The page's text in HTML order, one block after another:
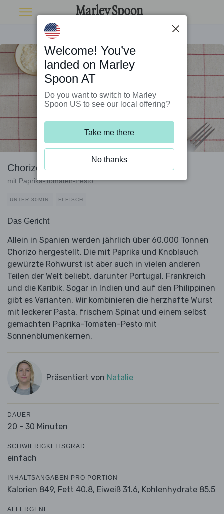
Chorizo-Spinat-Pasta
mit Paprika-Tomaten-Pesto
UNTER 30MIN. FLEISCH
Das Gericht
Allein in Spanien werden jährlich über 60.000 Tonnen
Chorizo hergestellt. Die mit Paprika und Knoblauch
gewürzte Rohwurst ist aber auch in vielen anderen
Teilen der Welt beliebt, darunter Portugal, Frankreich
und die Karibik. Sogar in Indien und auf den Philippinen
gibt es Varianten. Wir kombinieren die herzhafte Wurst
mit leckerer Pasta, frischem Spinat und einem selbst
gemachten Paprika-Tomaten-Pesto mit
Sonnenblumenkernen.
Präsentiert von Natalie
DAUER
20 - 30 Minuten
SCHWIERIGKEITSGRAD
einfach
INHALTSANGABEN PRO PORTION
Kalorien 849, Fett 40.8, Eiweiß 31.6, Kohlenhydrate 85.5
ALLERGENE
Welcome! You’ve
landed on Marley
Spoon AT
Do you want to switch to Marley
Spoon US to see our local offering?
Take me there
No thanks